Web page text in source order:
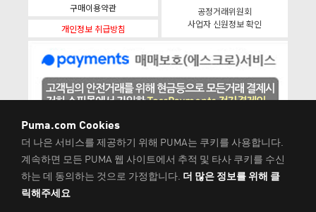
구매이용약관
개인정보 취급방침
공정거래위원회
사업자 신원정보 확인